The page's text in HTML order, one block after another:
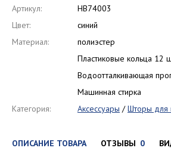
Артикул:
HB74003
Цвет:
синий
Материал:
полиэстер
Пластиковые кольца 12
Водоотталкивающая
Машинная стирка
Категория:
Аксессуары /Шторы для
ОПИСАНИЕ ТОВАРА ОТЗЫВЫ 0